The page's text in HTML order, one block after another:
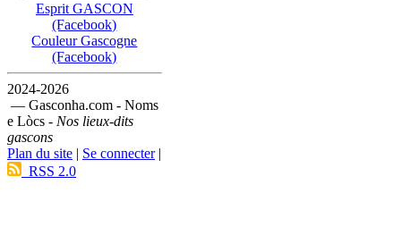
Esprit GASCON
(Facebook)
Couleur Gascogne
(Facebook)
2024-2026
— Gasconha.com - Noms
e Lòcs - Nos lieux-dits
gascons
Plan du site | Se connecter|
RSS 2.0